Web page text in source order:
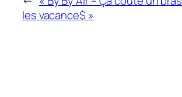
les vacance$ »